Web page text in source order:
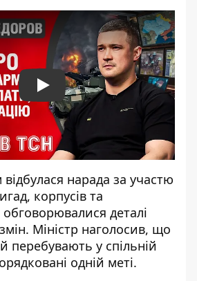
Play
нарада за участю
корпусів та
деталі
Міністр наголосив, що
перебувають у спільній
одній меті.